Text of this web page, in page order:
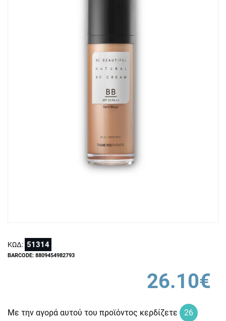
ΚΩΔ: 51314
BARCODE: 8809454982793
26.10€
Με την αγορά αυτού του προϊόντος κερδίζετε
26